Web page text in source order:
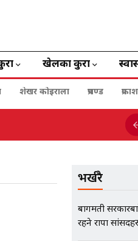
खेलका कुरा
शेखर कोइराला प्रचण्ड
भर्खरै
बागमती
रहने राप्रपा